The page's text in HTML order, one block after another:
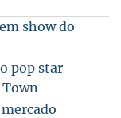
show do
pop star